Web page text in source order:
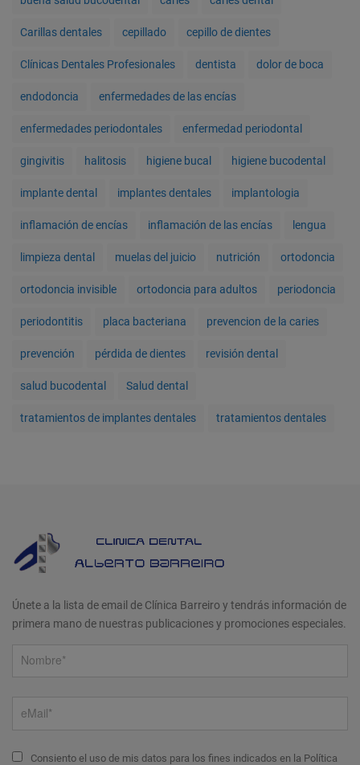
Carillas dentales cepillado cepillo de dientes
Clínicas Dentales Profesionales dentista dolor de boca
endodoncia enfermedades de las encías
enfermedades periodontales enfermedad periodontal
gingivitis halitosis higiene bucal higiene bucodental
implante dental implantes dentales implantologia
inflamación de encías inflamación de las encías lengua
limpieza dental muelas del juicio nutrición ortodoncia
ortodoncia invisible ortodoncia para adultos periodoncia
periodontitis placa bacteriana prevencion de la caries
prevención pérdida de dientes revisión dental
salud bucodental Salud dental
tratamientos de implantes dentales tratamientos dentales
Únete a la lista de email de Clínica Barreiro y tendrás información de
primera mano de nuestras publicaciones y promociones especiales.
Consiento el uso de mis datos para los fines indicados en la Política